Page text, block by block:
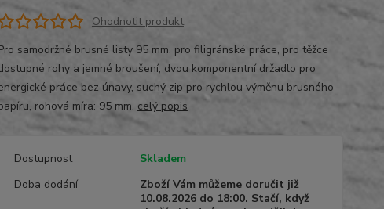
Ohodnotit produkt
samodržné brusné listy 95 mm, pro filigránské práce, pro těžce
rohy a jemné broušení, dvou komponentní držadlo pro
práce bez únavy, suchý zip pro rychlou výměnu brusného
rohová míra: 95 mm. celý popis
Dostupnost
Skladem
Doba dodání
Zboží Vám můžeme doručit již
10.08.2026 do 18:00. Stačí, když